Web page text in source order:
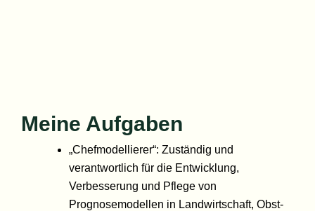
Meine Aufgaben
„Chefmodellierer“: Zuständig und
verantwortlich für die Entwicklung,
Verbesserung und Pflege von
Prognosemodellen in Landwirtschaft, Obst-